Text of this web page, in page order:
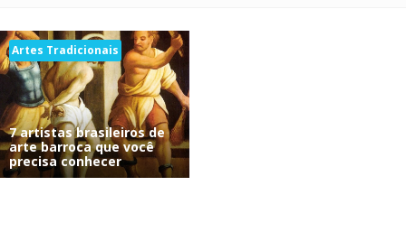
Artes Tradicionais
7 artistas brasileiros de
arte barroca que você
precisa conhecer